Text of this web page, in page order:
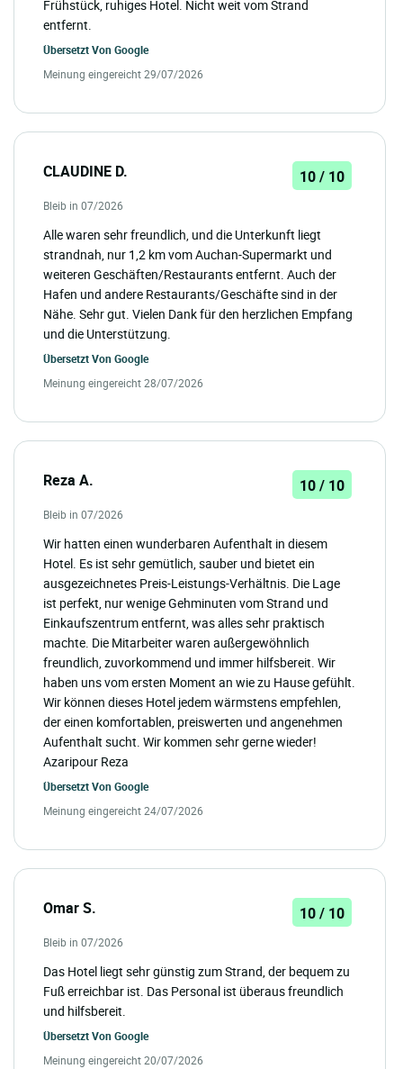
Frühstück, ruhiges Hotel. Nicht weit vom Strand
entfernt.
Übersetzt Von Google
Meinung eingereicht 29/07/2026
CLAUDINE D. 10 / 10
Bleib in 07/2026
Alle waren sehr freundlich, und die Unterkunft liegt
strandnah, nur 1,2 km vom Auchan-Supermarkt und
weiteren Geschäften/Restaurants entfernt. Auch der
Hafen und andere Restaurants/Geschäfte sind in der
Nähe. Sehr gut. Vielen Dank für den herzlichen Empfang
und die Unterstützung.
Übersetzt Von Google
Meinung eingereicht 28/07/2026
Reza A. 10 / 10
Bleib in 07/2026
Wir hatten einen wunderbaren Aufenthalt in diesem
Hotel. Es ist sehr gemütlich, sauber und bietet ein
ausgezeichnetes Preis-Leistungs-Verhältnis. Die Lage
ist perfekt, nur wenige Gehminuten vom Strand und
Einkaufszentrum entfernt, was alles sehr praktisch
machte. Die Mitarbeiter waren außergewöhnlich
freundlich, zuvorkommend und immer hilfsbereit. Wir
haben uns vom ersten Moment an wie zu Hause gefühlt.
Wir können dieses Hotel jedem wärmstens empfehlen,
der einen komfortablen, preiswerten und angenehmen
Aufenthalt sucht. Wir kommen sehr gerne wieder!
Azaripour Reza
Übersetzt Von Google
Meinung eingereicht 24/07/2026
Omar S. 10 / 10
Bleib in 07/2026
Das Hotel liegt sehr günstig zum Strand, der bequem zu
Fuß erreichbar ist. Das Personal ist überaus freundlich
und hilfsbereit.
Übersetzt Von Google
Meinung eingereicht 20/07/2026